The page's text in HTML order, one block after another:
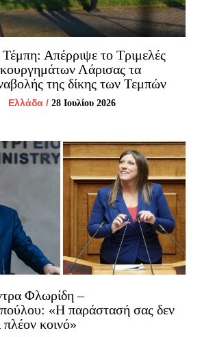
Τέμπη: Απέρριψε το Τριμελές
Λάρισας τα
της δίκης των Τεμπών
Ελλάδα/ 28 Ιουλίου 2026
Φλωρίδη –
«Η παράστασή σας δεν
κοινό»